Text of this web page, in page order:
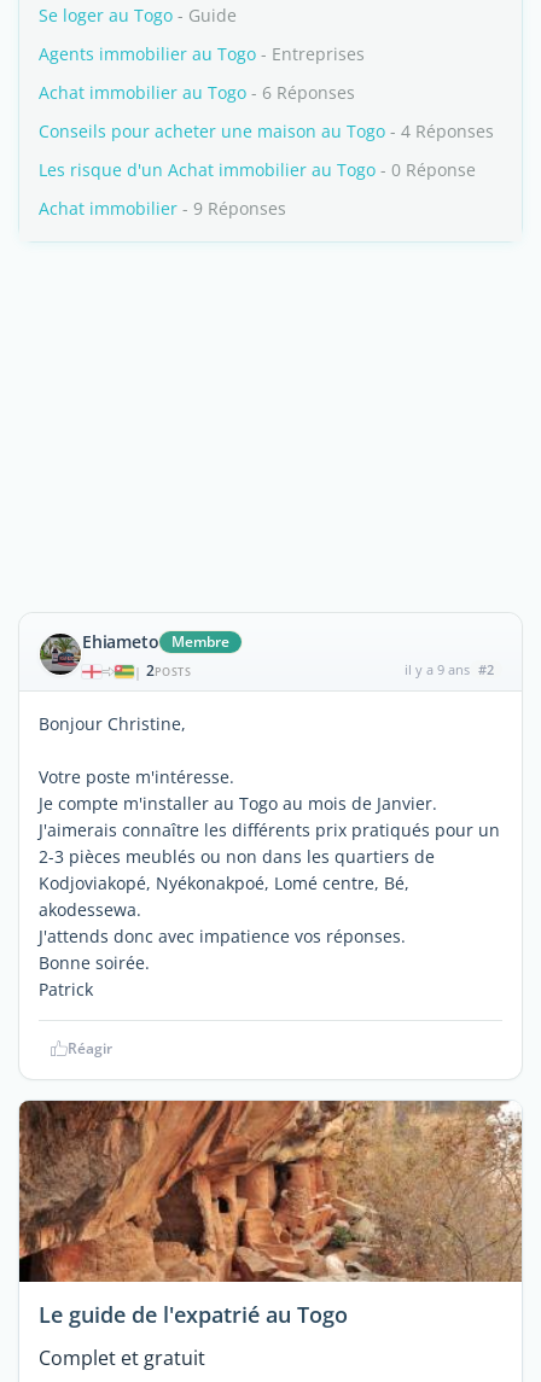
Se loger au Togo - Guide
Agents immobilier au Togo - Entreprises
Achat immobilier au Togo - 6 Réponses
Conseils pour acheter une maison au Togo - 4 Réponses
Les risque d'un Achat immobilier au Togo - 0 Réponse
Achat immobilier - 9 Réponses
Ehiameto Membre
| 2POSTS il y a 9 ans #2
Bonjour Christine,
Votre poste m'intéresse.
Je compte m'installer au Togo au mois de Janvier.
J'aimerais connaître les différents prix pratiqués pour un
2-3 pièces meublés ou non dans les quartiers de
Kodjoviakopé, Nyékonakpoé, Lomé centre, Bé,
akodessewa.
J'attends donc avec impatience vos réponses.
Bonne soirée.
Patrick
Réagir
Le guide de l'expatrié au Togo
Complet et gratuit